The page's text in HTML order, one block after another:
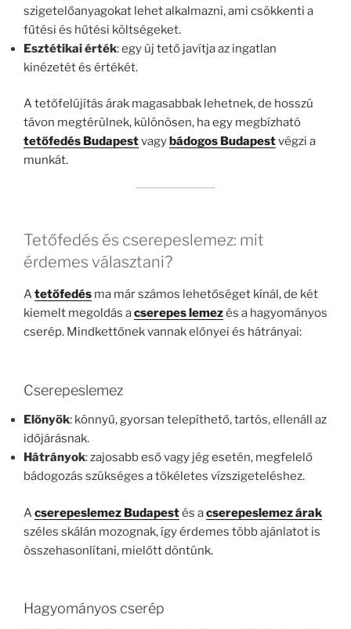
szigetelőanyagokat lehet alkalmazni, ami csökkenti a
fűtési és hűtési költségeket.
Esztétikai érték: egy új tető javítja az ingatlan
kinézetét és értékét.
A tetőfelújítás árak magasabbak lehetnek, de hosszú
távon megtérülnek, különösen, ha egy megbízható
tetőfedés Budapestvagy bádogos Budapestvégzi a
munkát.
Tetőfedés és cserepeslemez: mit
érdemes választani?
Atetőfedés ma már számos lehetőséget kínál, de két
kiemelt megoldás acserepes lemezés a hagyományos
cserép. Mindkettőnek vannak előnyei és hátrányai:
Cserepeslemez
Előnyök: könnyű, gyorsan telepíthető, tartós, ellenáll az
időjárásnak.
Hátrányok: zajosabb eső vagy jég esetén, megfelelő
bádogozás szükséges a tökéletes vízszigeteléshez.
Acserepeslemez Budapestés acserepeslemez árak
széles skálán mozognak, így érdemes több ajánlatot is
összehasonlítani, mielőtt döntünk.
Hagyományos cserép